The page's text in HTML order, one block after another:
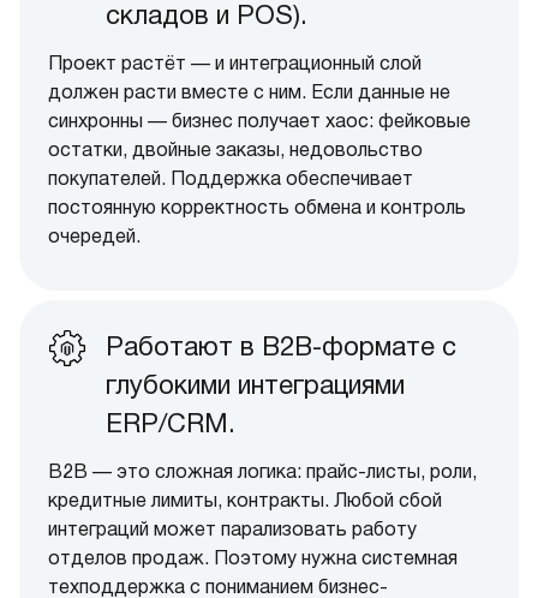
складов и POS).
Проект растёт — и интеграционный слой
должен расти вместе с ним. Если данные не
синхронны — бизнес получает хаос: фейковые
остатки, двойные заказы, недовольство
покупателей. Поддержка обеспечивает
постоянную корректность обмена и контроль
очередей.
Работают в B2B-формате с
глубокими интеграциями
ERP/CRM.
B2B — это сложная логика: прайс-листы, роли,
кредитные лимиты, контракты. Любой сбой
интеграций может парализовать работу
отделов продаж. Поэтому нужна системная
техподдержка с пониманием бизнес-